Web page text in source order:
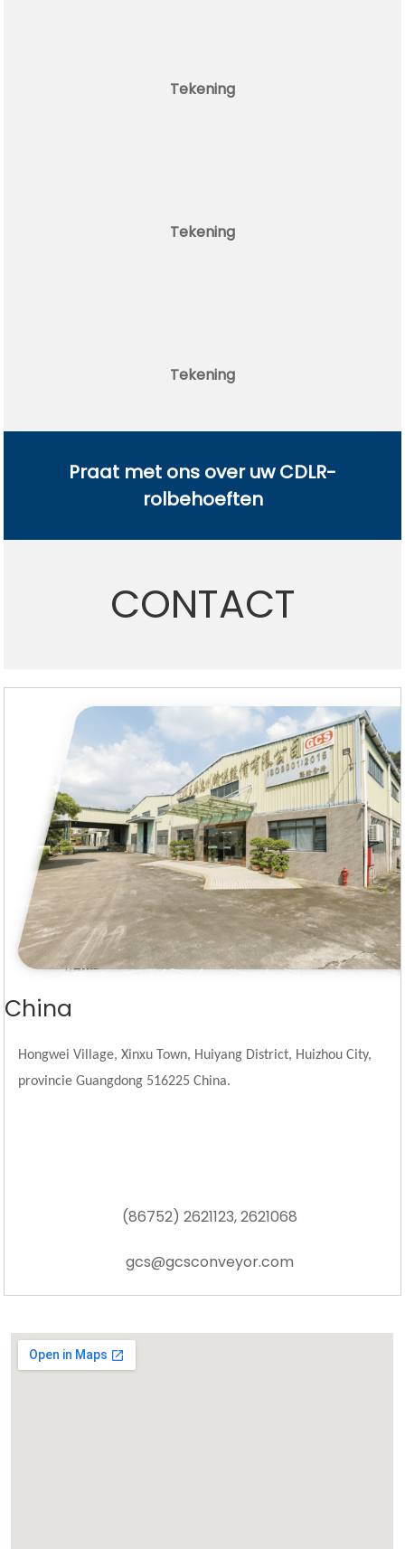
Tekening
Tekening
Tekening
Praat met ons over uw CDLR-
rolbehoeften
CONTACT
China
Hongwei Village, Xinxu Town, Huiyang District, Huizhou City,
provincie Guangdong 516225 China.
(86752) 2621123, 2621068
gcs@gcsconveyor.com